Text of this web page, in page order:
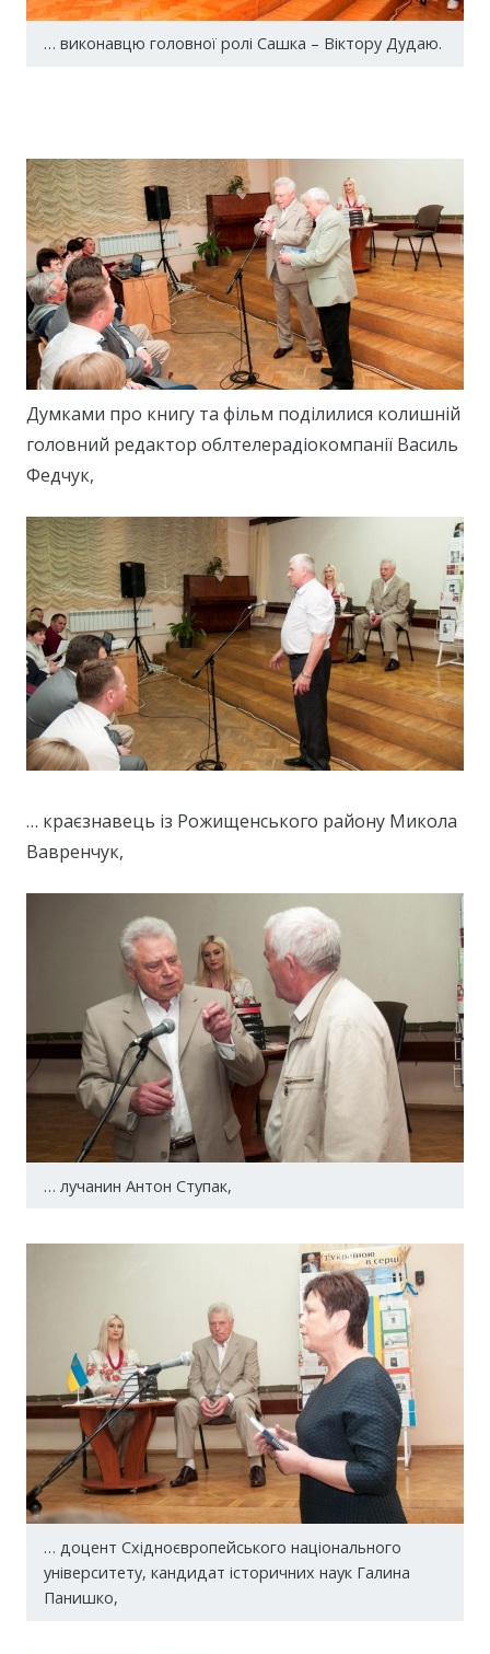
… виконавцю головної ролі Сашка – Віктору Дудаю.
Думками про книгу та фільм поділилися колишній
головний редактор облтелерадіокомпанії Василь
Федчук,
… краєзнавець із Рожищенського району Микола
Вавренчук,
… лучанин Антон Ступак,
… доцент Східноєвропейського національного
університету, кандидат історичних наук Галина
Панишко,